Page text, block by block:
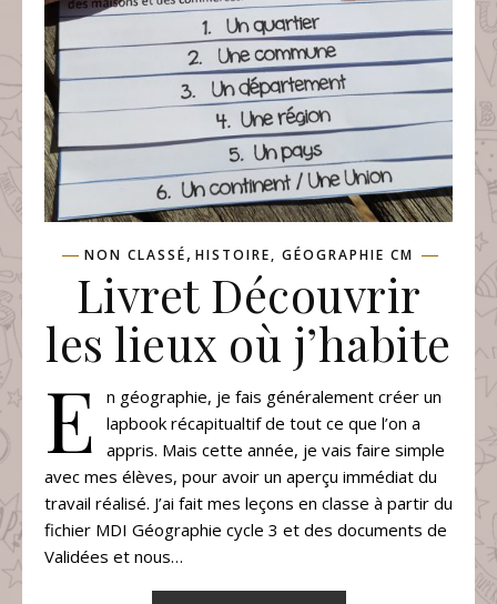
NON CLASSÉ, HISTOIRE, GÉOGRAPHIE CM
Livret Découvrir
les lieux où j’habite
E
n géographie, je fais généralement créer un
lapbook récapitualtif de tout ce que l’on a
appris. Mais cette année, je vais faire simple
avec mes élèves, pour avoir un aperçu immédiat du
travail réalisé. J’ai fait mes leçons en classe à partir du
fichier MDI Géographie cycle 3 et des documents de
Validées et nous…